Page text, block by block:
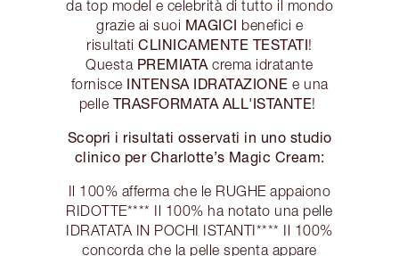
da top model e celebrità di tutto il mondo
grazie ai suoi MAGICI benefici e
risultatiCLINICAMENTE TESTATI!
Questa PREMIATA crema idratante
fornisce INTENSA IDRATAZIONE e una
pelle TRASFORMATA ALL'ISTANTE!
Scopri i risultati osservati in uno studio
clinico per Charlotte’s Magic Cream:
Il 100% afferma che le RUGHE appaiono
RIDOTTE**** Il 100% ha notato una pelle
IDRATATA IN POCHI ISTANTI**** Il 100%
concorda che la pelle spenta appare